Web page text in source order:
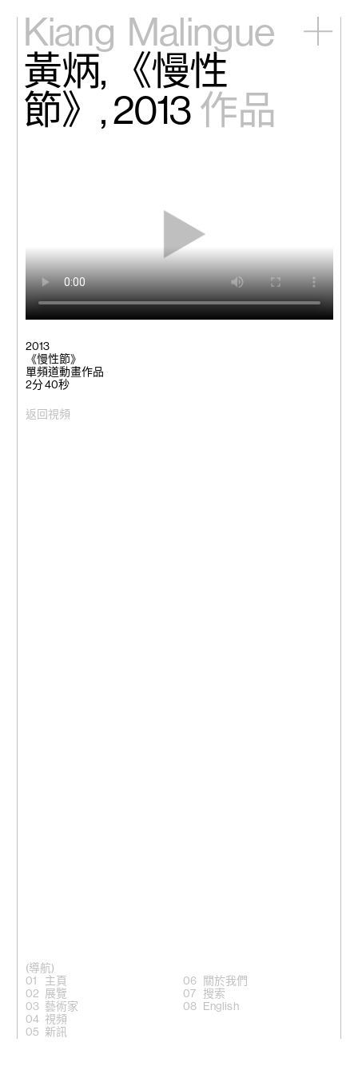
Kiang Malingue
主頁
展覽
藝術家
視頻
返回視頻
2013
《慢性節》
單頻道動畫作品
2分 40秒
黃炳, 《慢性
節》, 2013 作品
(導航)
主頁
展覽
藝術家
視頻
新訊
關於我們
搜索
English